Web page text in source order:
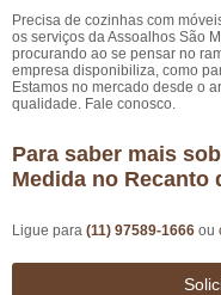
Precisa de cozinhas com
os serviços da Assoalhos São
procurando ao se pensar no
empresa disponibiliza, como
Estamos no mercado desde o
qualidade. Fale conosco.
Para saber mais
Medida no Recanto
Ligue para (11) 97589-1666 ou